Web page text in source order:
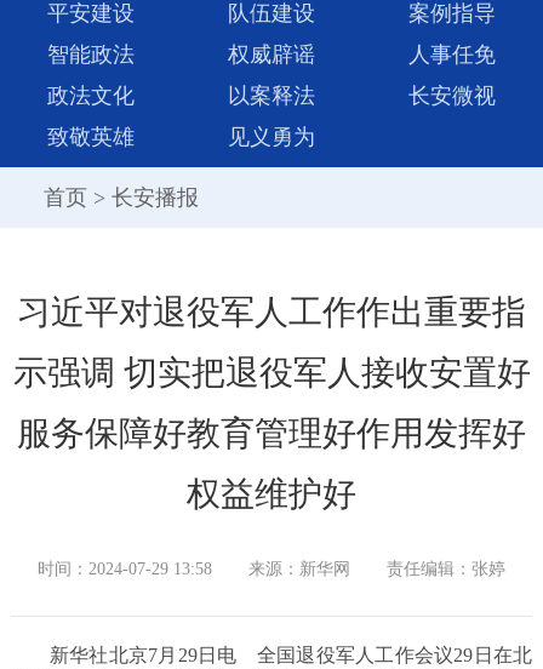
平安建设
队伍建设
案例指导
智能政法
权威辟谣
人事任免
政法文化
以案释法
长安微视
致敬英雄
见义勇为
首页 > 长安播报
习近平对退役军人工作作出重要指
示强调 切实把退役军人接收安置好
服务保障好教育管理好作用发挥好
权益维护好
时间：2024-07-29 13:58 来源：新华网 责任编辑：张婷
新华社北京7月29日电
全国退役军人工作会议29日在北